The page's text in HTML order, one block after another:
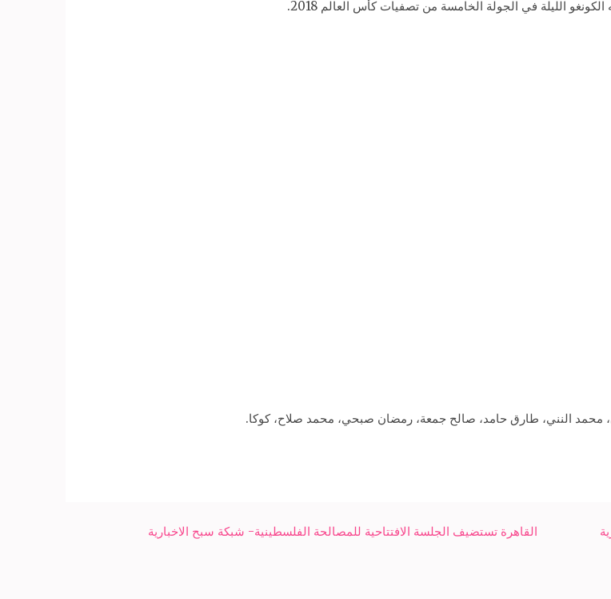
الليلة في الجولة الخامسة من تصفيات كأس العالم 2018.
محمد النني، طارق حامد، صالح جمعة، رمضان صبحي، محمد صلاح، كوكا.
القاهرة تستضيف الجلسة الافتتاحية للمصالحة الفلسطينية- شبكة سبح الاخبارية